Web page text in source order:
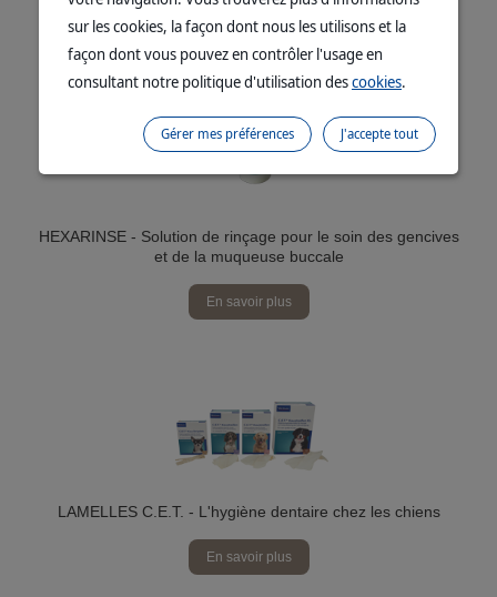
HEXARINSE - Solution de rinçage pour le soin des gencives
et de la muqueuse buccale
En savoir plus
LAMELLES C.E.T. - L'hygiène dentaire chez les chiens
En savoir plus
sur les cookies, la façon dont nous les utilisons et la
façon dont vous pouvez en contrôler l'usage en
consultant notre politique d'utilisation descookies.
J'accepte tout
Gérer mes préférences